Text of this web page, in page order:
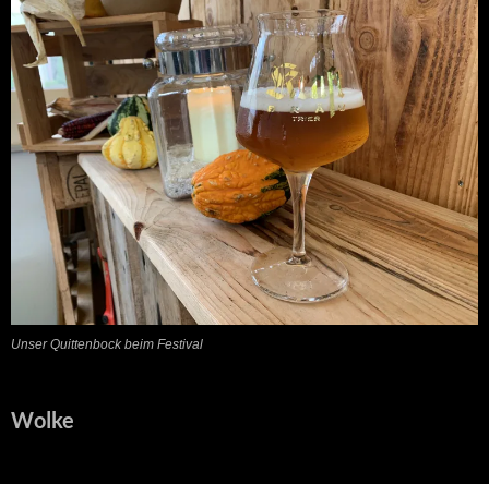
Unser Quittenbock beim Festival
Wolke